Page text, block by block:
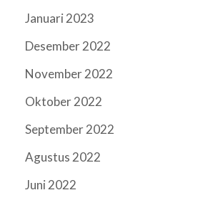
Januari 2023
Desember 2022
November 2022
Oktober 2022
September 2022
Agustus 2022
Juni 2022